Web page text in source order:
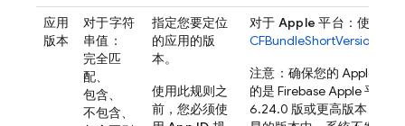
应用
版本
对于字符
串值 ：
完全匹
配、
包含、
不包含、
指定您要定位
的应用的版
本。
使用此规则之
前，您必须使
对于 Apple 平台 ：使用应
注意 ：确保您的 Apple 应
的是 Firebase Apple 平台
6.24.0 版或更高版本，因